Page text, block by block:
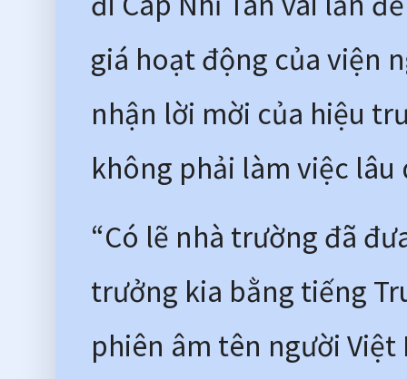
giá hoạt động của viện
nhận lời mời của hiệu
không phải làm việc
“Có lẽ nhà trường đã
trưởng kia bằng tiếng
phiên âm tên người Việt